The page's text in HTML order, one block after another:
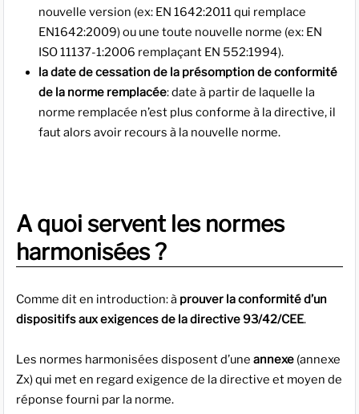
nouvelle version (ex: EN 1642:2011 qui remplace
EN1642:2009) ou une toute nouvelle norme (ex: EN
ISO 11137-1:2006 remplaçant EN 552:1994).
la date de cessation de la présomption de conformité
de la norme remplacée: date à partir de laquelle la
norme remplacée n’est plus conforme à la directive, il
faut alors avoir recours à la nouvelle norme.
A quoi servent les normes
harmonisées ?
Comme dit en introduction: à prouver la conformité d’un
dispositifs aux exigences de la directive 93/42/CEE.
Les normes harmonisées disposent d’une annexe(annexe
Zx) qui met en regard exigence de la directive et moyen de
réponse fourni par la norme.